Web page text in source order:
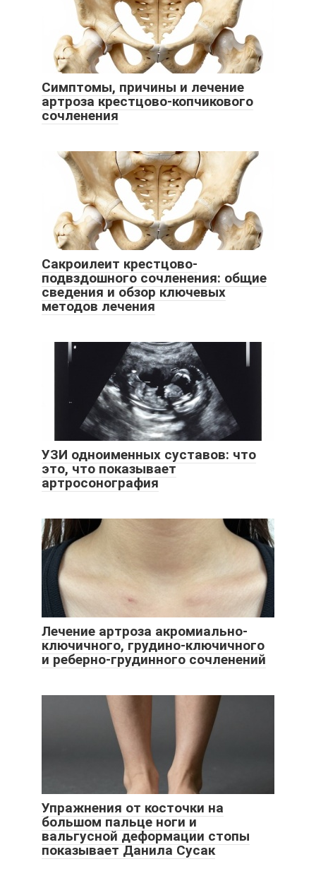
Симптомы, причины и лечение
артроза крестцово-копчикового
сочленения
Сакроилеит крестцово-
подвздошного сочленения: общие
сведения и обзор ключевых
методов лечения
УЗИ одноименных суставов: что
это, что показывает
артросонография
Лечение артроза акромиально-
ключичного, грудино-ключичного
и реберно-грудинного сочленений
Упражнения от косточки на
большом пальце ноги и
вальгусной деформации стопы
показывает Данила Сусак